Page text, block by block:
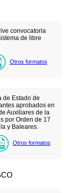
convocatoria
de libre
Otros formatos
de Estado de
aprobados en
Auxiliares de la
por Orden de 17
y Baleares.
Otros formatos